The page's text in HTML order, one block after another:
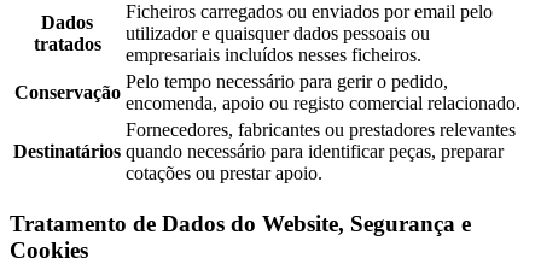
Dados
tratados
Ficheiros carregados ou enviados por email pelo
utilizador e quaisquer dados pessoais ou
empresariais incluídos nesses ficheiros.
Conservação
Pelo tempo necessário para gerir o pedido,
encomenda, apoio ou registo comercial relacionado.
Destinatários
Fornecedores, fabricantes ou prestadores relevantes
quando necessário para identificar peças, preparar
cotações ou prestar apoio.
Tratamento de Dados do Website, Segurança e
Cookies